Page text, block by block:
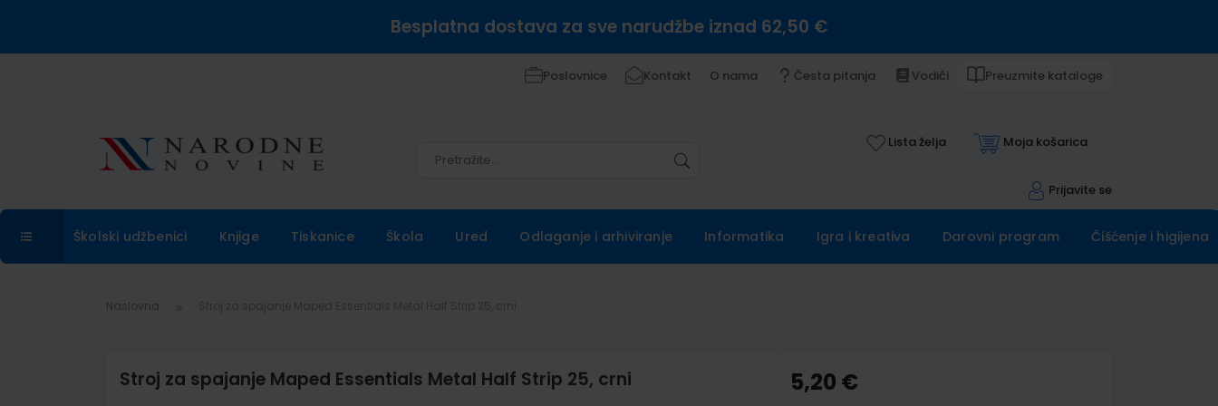
Besplatna dostava za sve narudžbe iznad 62,50 €
Poslovnice Kontakt O nama Česta pitanja Vodiči Preuzmite kataloge
Lista želja Moja košarica
Prijavite se
Školski udžbenici Knjige Tiskanice Škola Ured Odlaganje i arhiviranje Informatika Igra i kreativa Darovni program Čišćenje i higijena
Naslovna
Stroj za spajanje Maped Essentials Metal Half Strip 25, crni 5,20 €